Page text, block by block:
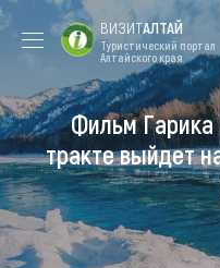
Форум VISIT
ALTAI
Туры
Где побывать
ВИЗИТАЛТАЙ
Туристический портал
Алтайского края
Фильм Гарика
тракте выйдет